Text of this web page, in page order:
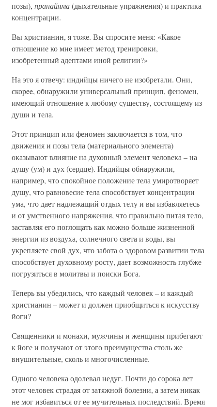
позы), пранайяма(дыхательные упражнения) и практика
концентрации.
Вы христианин, я тоже. Вы спросите меня: «Какое
отношение ко мне имеет метод тренировки,
изобретенный адептами иной религии?»
На это я отвечу: индийцы ничего не изобретали. Они,
скоpee, обнаружили универсальный принцип, феномен,
имеющий отношение к любому существу, состоящему из
души и тела.
Этот принцип или феномен заключается в том, что
движения и позы тела (материального элемента)
оказывают влияние на духовный элемент человека – на
душу (ум) и дух (сердце). Индийцы обнаружили,
например, что спокойное положение тела умиротворяет
душу, что равновесие тела способствует концентрации
ума, что дает надлежащий отдых телу и вы избавляетесь
и от умственного напряжения, что правильно питая тело,
заставляя его поглощать как можно больше жизненной
энергии из воздуха, солнечного света и воды, вы
укрепляете свой дух, что забота о здоровом развитии тела
способствует духовному росту, дает возможность глубже
погрузиться в молитвы и поиски Бога.
Теперь вы убедились, что каждый человек – и каждый
христианин – может и должен приобщиться к искусству
йоги?
Священники и монахи, мужчины и женщины прибегают
к йоге и получают от этого преимущества столь же
внушительные, сколь и многочисленные.
Одного человека одолевал недуг. Почти до сорока лет
этот человек страдая от затяжной болезни, а затем никак
не мог избавиться от ее мучительных последствий. Время